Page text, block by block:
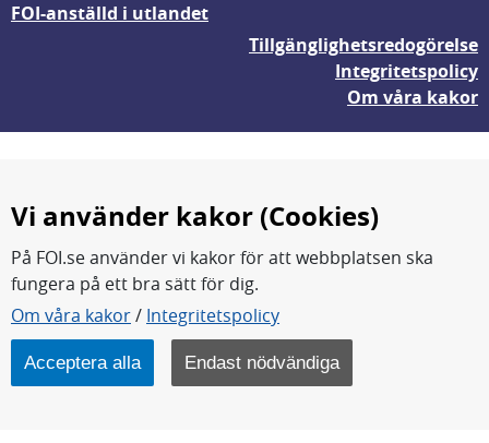
FOI-anställd i utlandet
Tillgänglighetsredogörelse
Integritetspolicy
Om våra kakor
FOI forskar för en säkrare värld.
FOI:s kärnverksamhet är forskning, metod- och
teknikutveckling samt analyser och studier.
Myndigheten ligger under Försvarsdepartementet.
Vi använder kakor (Cookies)
På FOI.se använder vi kakor för att webbplatsen ska
fungera på ett bra sätt för dig.
Om våra kakor/ Integritetspolicy
Acceptera alla Endast nödvändiga